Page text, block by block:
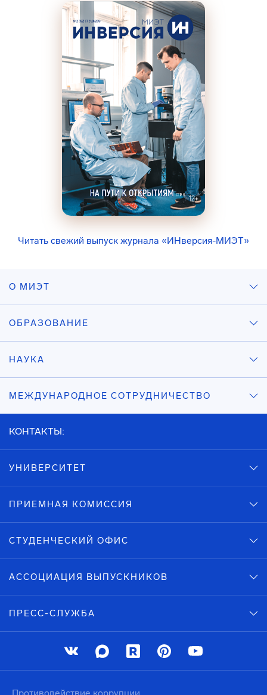
Читать свежий выпуск журнала «ИНверсия-МИЭТ»
О МИЭТ
ОБРАЗОВАНИЕ
НАУКА
МЕЖДУНАРОДНОЕ СОТРУДНИЧЕСТВО
КОНТАКТЫ:
УНИВЕРСИТЕТ
ПРИЕМНАЯ КОМИССИЯ
СТУДЕНЧЕСКИЙ ОФИС
АССОЦИАЦИЯ ВЫПУСКНИКОВ
ПРЕСС-СЛУЖБА